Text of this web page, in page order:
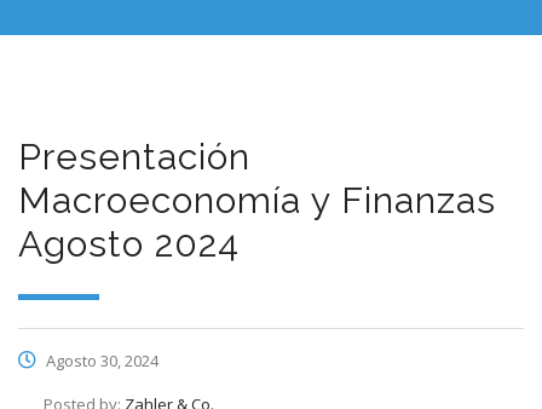
Presentación
Macroeconomía y Finanzas
Agosto 2024
Agosto 30, 2024
Posted by: Zahler & Co.